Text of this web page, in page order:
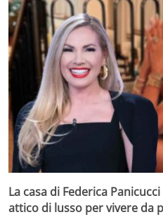
La casa di Federica
attico di lusso per vivere da